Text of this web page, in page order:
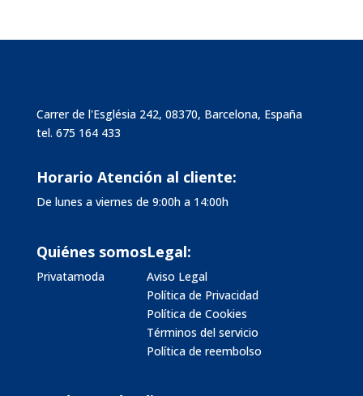
Carrer de l'Església 242, 08370, Barcelona, España
tel. 675 164 433
Horario Atención al cliente:
De lunes a viernes de 9:00h a 14:00h
Quiénes somos
Privatamoda
Legal:
Aviso Legal
Política de Privacidad
Política de Cookies
Términos del servicio
Política de reembolso